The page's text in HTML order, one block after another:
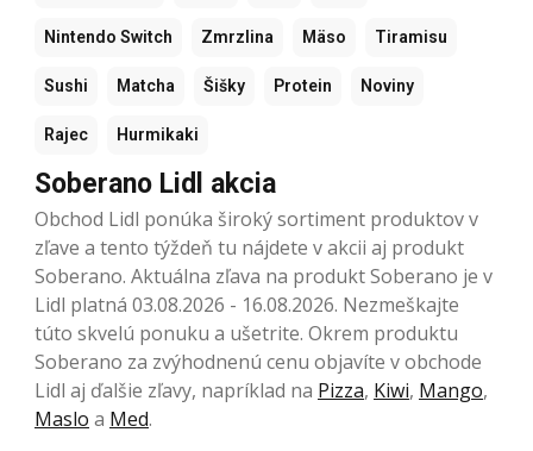
Nintendo Switch Zmrzlina Mäso Tiramisu
Sushi Matcha Šišky Protein Noviny
Rajec Hurmikaki
Soberano Lidl akcia
Obchod Lidl ponúka široký sortiment produktov v
zľave a tento týždeň tu nájdete v akcii aj produkt
Soberano. Aktuálna zľava na produkt Soberano je v
Lidl platná 03.08.2026 - 16.08.2026. Nezmeškajte
túto skvelú ponuku a ušetrite. Okrem produktu
Soberano za zvýhodnenú cenu objavíte v obchode
Lidl aj ďalšie zľavy, napríklad na Pizza, Kiwi, Mango,
Maslo a Med.